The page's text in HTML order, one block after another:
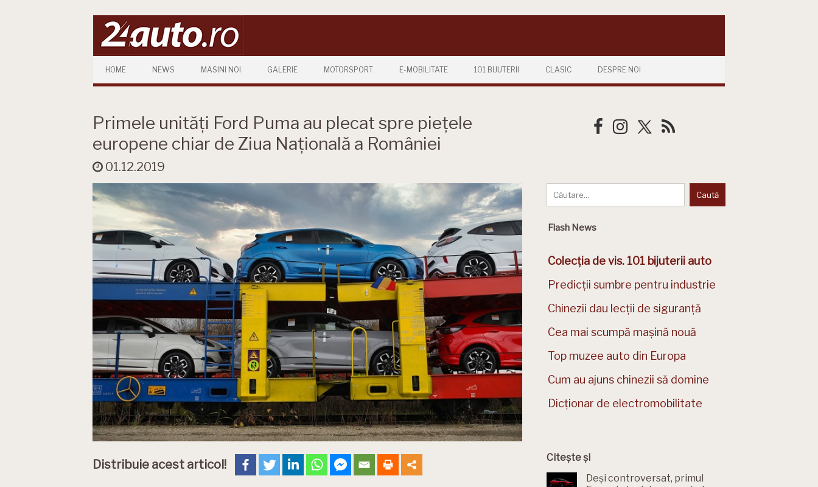
HOME NEWS MASINI NOI GALERIE MOTORSPORT E-MOBILITATE 101 BIJUTERII CLASIC DESPRE NOI
Primele unități Ford Puma au plecat spre piețele
europene chiar de Ziua Națională a României
01.12.2019
Distribuie acest articol!
Flash News
Colecția de vis. 101 bijuterii auto
Predicții sumbre pentru industrie
Chinezii dau lecții de siguranță
Cea mai scumpă mașină nouă
Top muzee auto din Europa
Cum au ajuns chinezii să domine
Dicționar de electromobilitate
Citește și
Deși controversat, primul